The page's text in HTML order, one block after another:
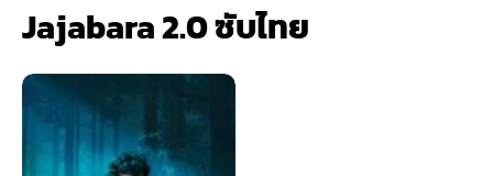
Jajabara 2.0 ซับไทย